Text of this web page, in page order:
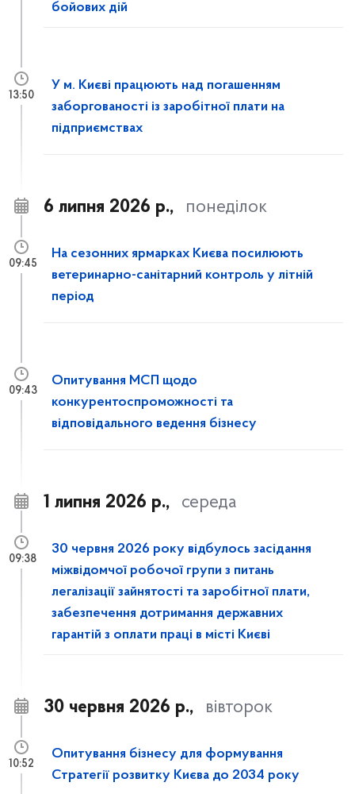
бойових дій
У м. Києві працюють над погашенням
заборгованості із заробітної плати на
підприємствах
13:50
6 липня 2026 р., понеділок
На сезонних ярмарках Києва посилюють
ветеринарно-санітарний контроль у літній
період
09:45
Опитування МСП щодо
конкурентоспроможності та
відповідального ведення бізнесу
09:43
1 липня 2026 р., середа
30 червня 2026 року відбулось засідання
міжвідомчої робочої групи з питань
легалізації зайнятості та заробітної плати,
забезпечення дотримання державних
гарантій з оплати праці в місті Києві
09:38
30 червня 2026 р., вівторок
Опитування бізнесу для формування
Стратегії розвитку Києва до 2034 року
10:52